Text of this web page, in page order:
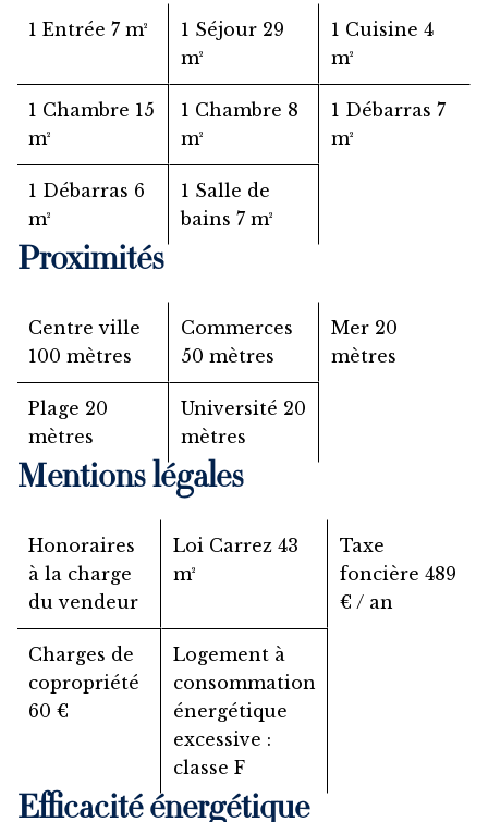
1 Entrée 7 m² 1 Séjour 29
m²
1 Cuisine4
m²
1 Chambre 15
m²
1 Chambre 8
m²
1 Débarras7
m²
1 Débarras 6
m²
1 Salle de
bains 7 m²
Proximités
Centre ville
100 mètres
Commerces
50 mètres
Mer 20
mètres
Plage 20
mètres
Université 20
mètres
Mentions légales
Honoraires
à la charge
du vendeur
Loi Carrez 43
m²
Taxe
foncière 489
€ / an
Charges de
copropriété
60 €
Logement à
consommation
énergétique
excessive :
classe F
Efficacité énergétique